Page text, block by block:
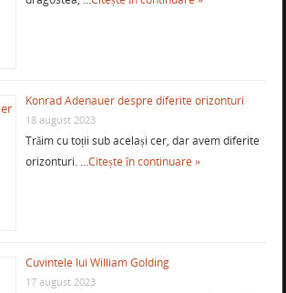
Konrad Adenauer despre diferite orizonturi
18 august 2023
Trăim cu toții sub același cer, dar avem diferite
orizonturi. …Citește în continuare »
Cuvintele lui William Golding
17 august 2023